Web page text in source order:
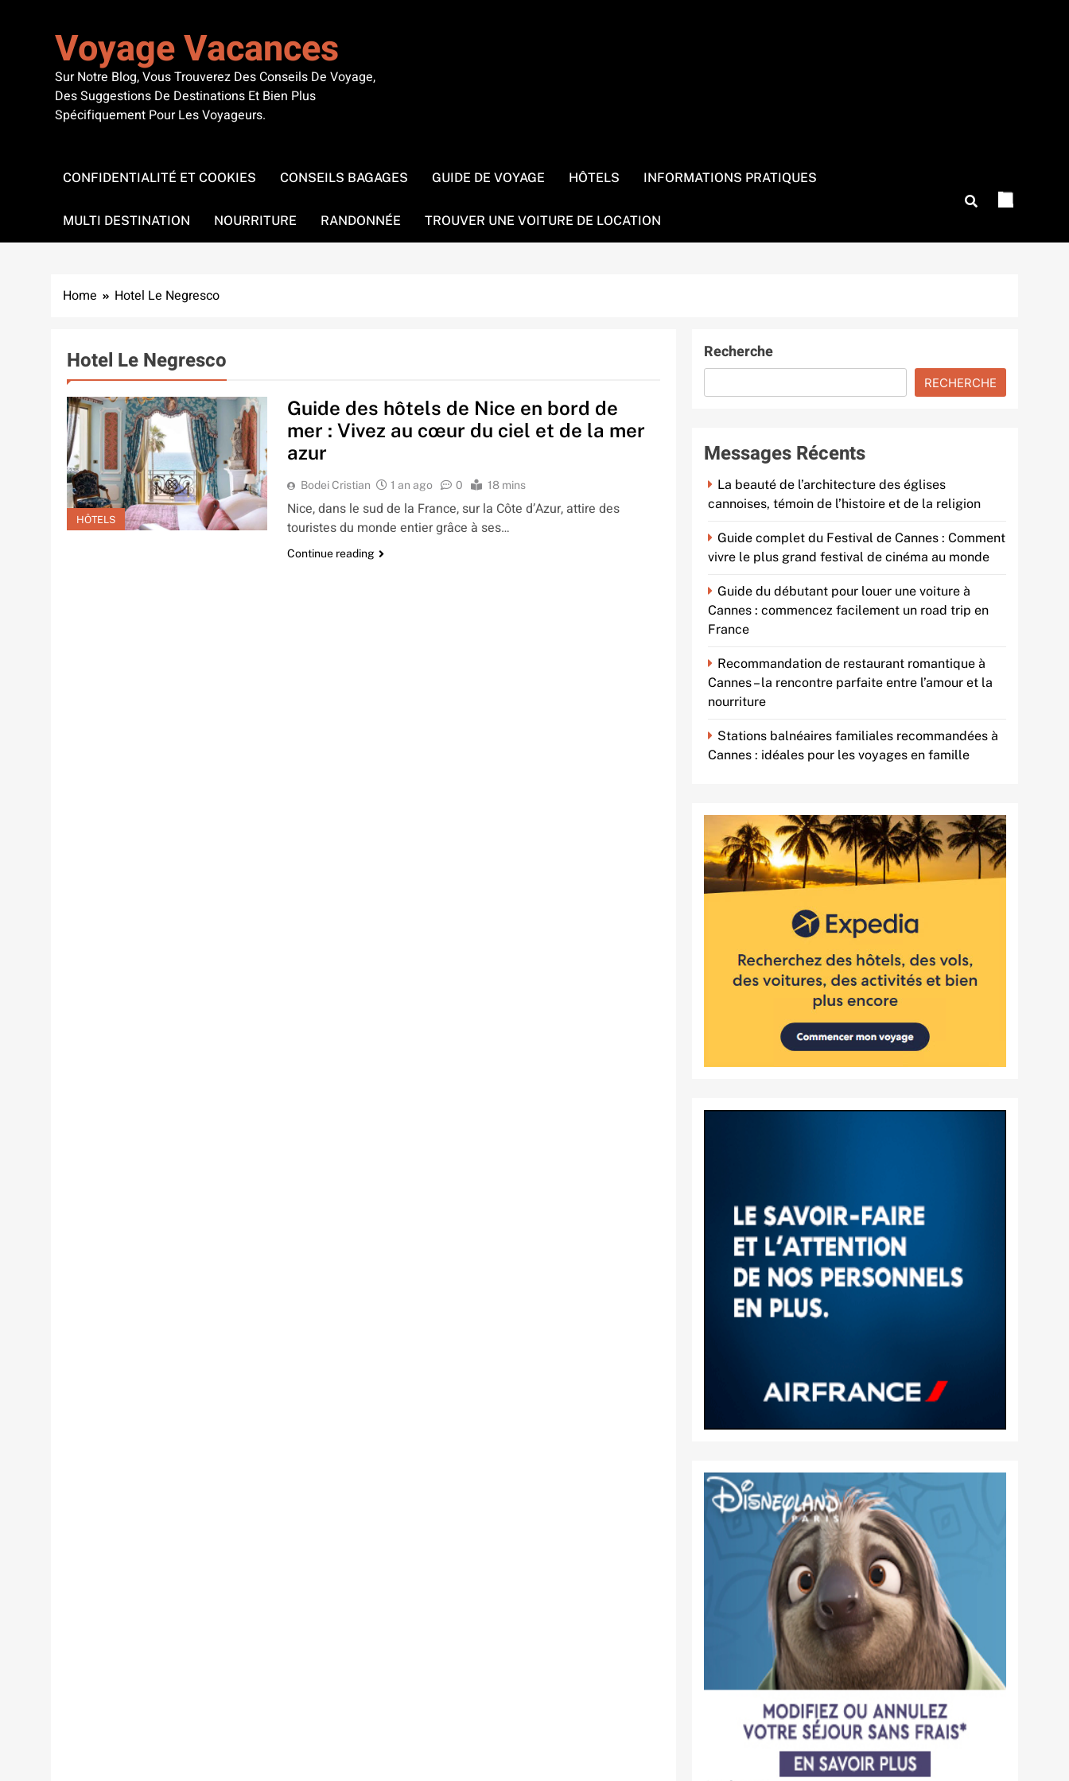
Voyage Vacances
Sur Notre Blog, Vous Trouverez Des Conseils De Voyage,
Des Suggestions De Destinations Et Bien Plus
Spécifiquement Pour Les Voyageurs.
CONFIDENTIALITÉ ET COOKIES CONSEILS BAGAGES GUIDE DE VOYAGE HÔTELS INFORMATIONS PRATIQUES
MULTI DESTINATION NOURRITURE RANDONNÉE TROUVER UNE VOITURE DE LOCATION
Home Hotel Le Negresco
Hotel Le Negresco
HÔTELS
Guide des hôtels de Nice en bord de
mer : Vivez au cœur du ciel et de la mer
azur
Bodei Cristian 1 an ago 0 18 mins
Nice, dans le sud de la France, sur la Côte d’Azur, attire des
touristes du monde entier grâce à ses…
Continue reading
Recherche
RECHERCHE
Messages Récents
La beauté de l’architecture des églises
cannoises, témoin de l’histoire et de la religion
Guide complet du Festival de Cannes : Comment
vivre le plus grand festival de cinéma au monde
Guide du débutant pour louer une voiture à
Cannes : commencez facilement un road trip en
France
Recommandation de restaurant romantique à
Cannes – la rencontre parfaite entre l’amour et la
nourriture
Stations balnéaires familiales recommandées à
Cannes : idéales pour les voyages en famille